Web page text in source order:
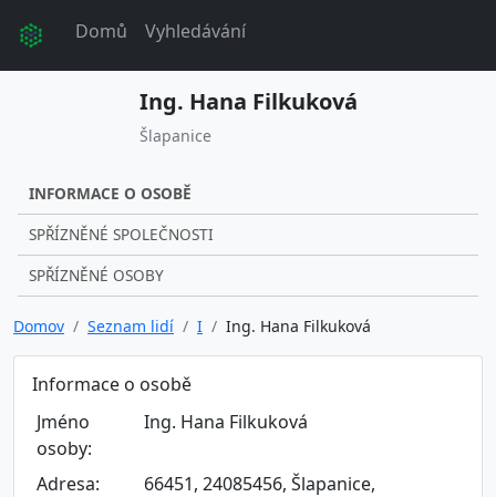
Domů Vyhledávání
Ing. Hana Filkuková
Šlapanice
INFORMACE O OSOBĚ
SPŘÍZNĚNÉ SPOLEČNOSTI
SPŘÍZNĚNÉ OSOBY
Domov Seznam lidí I Ing. Hana Filkuková
Informace o osobě
Jméno
osoby:
Ing. Hana Filkuková
Adresa:
66451, 24085456, Šlapanice,